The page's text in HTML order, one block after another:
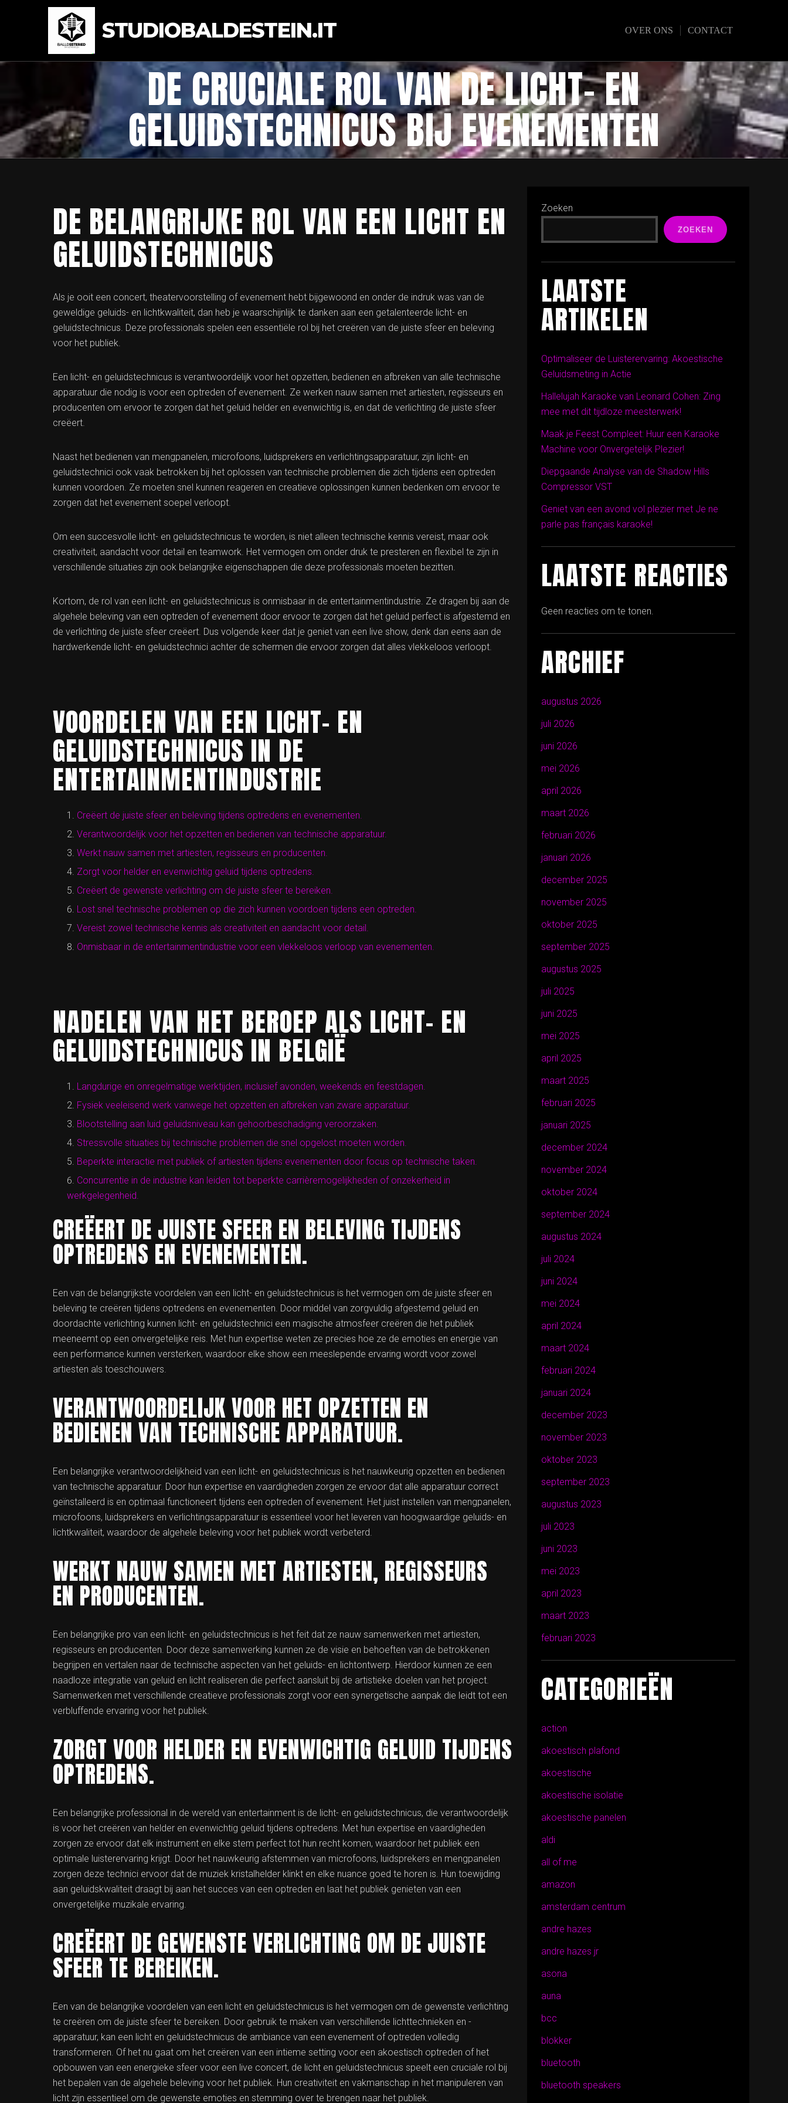
STUDIOBALDESTEIN.IT OVER ONS CONTACT
DE CRUCIALE ROL VAN DE LICHT- EN
GELUIDSTECHNICUS BIJ EVENEMENTEN
DE BELANGRIJKE ROL VAN EEN LICHT EN
GELUIDSTECHNICUS
Als je ooit een concert, theatervoorstelling of evenement hebt bijgewoond en onder de indruk was van de
geweldige geluids- en lichtkwaliteit, dan heb je waarschijnlijk te danken aan een getalenteerde licht- en
geluidstechnicus. Deze professionals spelen een essentiële rol bij het creëren van de juiste sfeer en beleving
voor het publiek.
Een licht- en geluidstechnicus is verantwoordelijk voor het opzetten, bedienen en afbreken van alle technische
apparatuur die nodig is voor een optreden of evenement. Ze werken nauw samen met artiesten, regisseurs en
producenten om ervoor te zorgen dat het geluid helder en evenwichtig is, en dat de verlichting de juiste sfeer
creëert.
Naast het bedienen van mengpanelen, microfoons, luidsprekers en verlichtingsapparatuur, zijn licht- en
geluidstechnici ook vaak betrokken bij het oplossen van technische problemen die zich tijdens een optreden
kunnen voordoen. Ze moeten snel kunnen reageren en creatieve oplossingen kunnen bedenken om ervoor te
zorgen dat het evenement soepel verloopt.
Om een succesvolle licht- en geluidstechnicus te worden, is niet alleen technische kennis vereist, maar ook
creativiteit, aandacht voor detail en teamwork. Het vermogen om onder druk te presteren en flexibel te zijn in
verschillende situaties zijn ook belangrijke eigenschappen die deze professionals moeten bezitten.
Kortom, de rol van een licht- en geluidstechnicus is onmisbaar in de entertainmentindustrie. Ze dragen bij aan de
algehele beleving van een optreden of evenement door ervoor te zorgen dat het geluid perfect is afgestemd en
de verlichting de juiste sfeer creëert. Dus volgende keer dat je geniet van een live show, denk dan eens aan de
hardwerkende licht- en geluidstechnici achter de schermen die ervoor zorgen dat alles vlekkeloos verloopt.
VOORDELEN VAN EEN LICHT- EN
GELUIDSTECHNICUS IN DE
ENTERTAINMENTINDUSTRIE
Creëert de juiste sfeer en beleving tijdens optredens en evenementen.
Verantwoordelijk voor het opzetten en bedienen van technische apparatuur.
Werkt nauw samen met artiesten, regisseurs en producenten.
Zorgt voor helder en evenwichtig geluid tijdens optredens.
Creëert de gewenste verlichting om de juiste sfeer te bereiken.
Lost snel technische problemen op die zich kunnen voordoen tijdens een optreden.
Vereist zowel technische kennis als creativiteit en aandacht voor detail.
Onmisbaar in de entertainmentindustrie voor een vlekkeloos verloop van evenementen.
NADELEN VAN HET BEROEP ALS LICHT- EN
GELUIDSTECHNICUS IN BELGIË
Langdurige en onregelmatige werktijden, inclusief avonden, weekends en feestdagen.
Fysiek veeleisend werk vanwege het opzetten en afbreken van zware apparatuur.
Blootstelling aan luid geluidsniveau kan gehoorbeschadiging veroorzaken.
Stressvolle situaties bij technische problemen die snel opgelost moeten worden.
Beperkte interactie met publiek of artiesten tijdens evenementen door focus op technische taken.
Concurrentie in de industrie kan leiden tot beperkte carrièremogelijkheden of onzekerheid in
werkgelegenheid.
CREËERT DE JUISTE SFEER EN BELEVING TIJDENS
OPTREDENS EN EVENEMENTEN.
Een van de belangrijkste voordelen van een licht- en geluidstechnicus is het vermogen om de juiste sfeer en
beleving te creëren tijdens optredens en evenementen. Door middel van zorgvuldig afgestemd geluid en
doordachte verlichting kunnen licht- en geluidstechnici een magische atmosfeer creëren die het publiek
meeneemt op een onvergetelijke reis. Met hun expertise weten ze precies hoe ze de emoties en energie van
een performance kunnen versterken, waardoor elke show een meeslepende ervaring wordt voor zowel
artiesten als toeschouwers.
VERANTWOORDELIJK VOOR HET OPZETTEN EN
BEDIENEN VAN TECHNISCHE APPARATUUR.
Een belangrijke verantwoordelijkheid van een licht- en geluidstechnicus is het nauwkeurig opzetten en bedienen
van technische apparatuur. Door hun expertise en vaardigheden zorgen ze ervoor dat alle apparatuur correct
geïnstalleerd is en optimaal functioneert tijdens een optreden of evenement. Het juist instellen van mengpanelen,
microfoons, luidsprekers en verlichtingsapparatuur is essentieel voor het leveren van hoogwaardige geluids- en
lichtkwaliteit, waardoor de algehele beleving voor het publiek wordt verbeterd.
WERKT NAUW SAMEN MET ARTIESTEN, REGISSEURS
EN PRODUCENTEN.
Een belangrijke pro van een licht- en geluidstechnicus is het feit dat ze nauw samenwerken met artiesten,
regisseurs en producenten. Door deze samenwerking kunnen ze de visie en behoeften van de betrokkenen
begrijpen en vertalen naar de technische aspecten van het geluids- en lichtontwerp. Hierdoor kunnen ze een
naadloze integratie van geluid en licht realiseren die perfect aansluit bij de artistieke doelen van het project.
Samenwerken met verschillende creatieve professionals zorgt voor een synergetische aanpak die leidt tot een
verbluffende ervaring voor het publiek.
ZORGT VOOR HELDER EN EVENWICHTIG GELUID TIJDENS
OPTREDENS.
Een belangrijke professional in de wereld van entertainment is de licht- en geluidstechnicus, die verantwoordelijk
is voor het creëren van helder en evenwichtig geluid tijdens optredens. Met hun expertise en vaardigheden
zorgen ze ervoor dat elk instrument en elke stem perfect tot hun recht komen, waardoor het publiek een
optimale luisterervaring krijgt. Door het nauwkeurig afstemmen van microfoons, luidsprekers en mengpanelen
zorgen deze technici ervoor dat de muziek kristalhelder klinkt en elke nuance goed te horen is. Hun toewijding
aan geluidskwaliteit draagt bij aan het succes van een optreden en laat het publiek genieten van een
onvergetelijke muzikale ervaring.
CREËERT DE GEWENSTE VERLICHTING OM DE JUISTE
SFEER TE BEREIKEN.
Een van de belangrijke voordelen van een licht en geluidstechnicus is het vermogen om de gewenste verlichting
te creëren om de juiste sfeer te bereiken. Door gebruik te maken van verschillende lichttechnieken en -
apparatuur, kan een licht en geluidstechnicus de ambiance van een evenement of optreden volledig
transformeren. Of het nu gaat om het creëren van een intieme setting voor een akoestisch optreden of het
opbouwen van een energieke sfeer voor een live concert, de licht en geluidstechnicus speelt een cruciale rol bij
het bepalen van de algehele beleving voor het publiek. Hun creativiteit en vakmanschap in het manipuleren van
licht zijn essentieel om de gewenste emoties en stemming over te brengen naar het publiek.
Zoeken
ZOEKEN
LAATSTE
ARTIKELEN
Optimaliseer de Luisterervaring: Akoestische
Geluidsmeting in Actie
Hallelujah Karaoke van Leonard Cohen: Zing
mee met dit tijdloze meesterwerk!
Maak je Feest Compleet: Huur een Karaoke
Machine voor Onvergetelijk Plezier!
Diepgaande Analyse van de Shadow Hills
Compressor VST
Geniet van een avond vol plezier met Je ne
parle pas français karaoke!
LAATSTE REACTIES
Geen reacties om te tonen.
ARCHIEF
augustus 2026
juli 2026
juni 2026
mei 2026
april 2026
maart 2026
februari 2026
januari 2026
december 2025
november 2025
oktober 2025
september 2025
augustus 2025
juli 2025
juni 2025
mei 2025
april 2025
maart 2025
februari 2025
januari 2025
december 2024
november 2024
oktober 2024
september 2024
augustus 2024
juli 2024
juni 2024
mei 2024
april 2024
maart 2024
februari 2024
januari 2024
december 2023
november 2023
oktober 2023
september 2023
augustus 2023
juli 2023
juni 2023
mei 2023
april 2023
maart 2023
februari 2023
CATEGORIEËN
action
akoestisch plafond
akoestische
akoestische isolatie
akoestische panelen
aldi
all of me
amazon
amsterdam centrum
andre hazes
andre hazes jr
asona
auna
bcc
blokker
bluetooth
bluetooth speakers